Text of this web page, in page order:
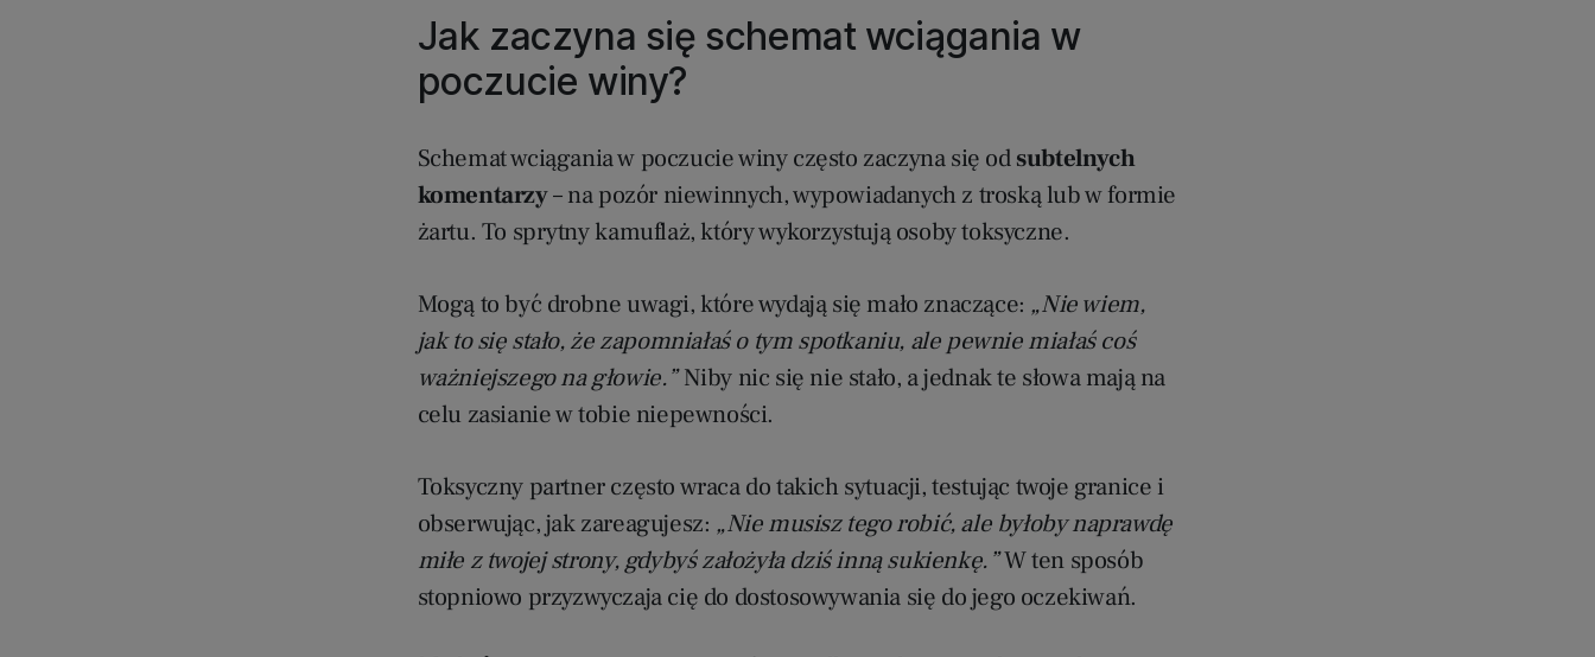
Jak zaczyna się schemat wciągania w
poczucie winy?
Schemat wciągania w poczucie winy często zaczyna się odsubtelnych
komentarzy– na pozór niewinnych, wypowiadanych z troską lub w formie
żartu. To sprytny kamuflaż, który wykorzystują osoby toksyczne.
Mogą to być drobne uwagi, które wydają się mało znaczące: „Nie wiem,
jak to się stało, że zapomniałaś o tym spotkaniu, ale pewnie miałaś coś
ważniejszego na głowie.”Niby nic się nie stało, a jednak te słowa mają na
celu zasianie w tobie niepewności.
Toksyczny partner często wraca do takich sytuacji, testując twoje granice i
obserwując, jak zareagujesz: „Nie musisz tego robić, ale byłoby naprawdę
miłe z twojej strony, gdybyś założyła dziś inną sukienkę.”W ten sposób
stopniowo przyzwyczaja cię do dostosowywania się do jego oczekiwań.